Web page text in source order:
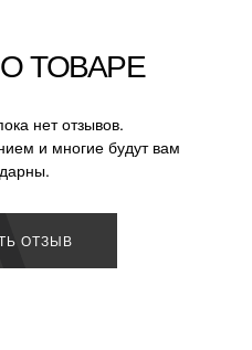
ТОВАРЕ
нет отзывов.
и многие будут вам
ОТЗЫВ